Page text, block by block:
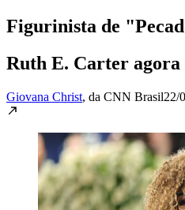
Figurinista de
Ruth E. Carter agora
Giovana Christ, da CNN Brasil22/